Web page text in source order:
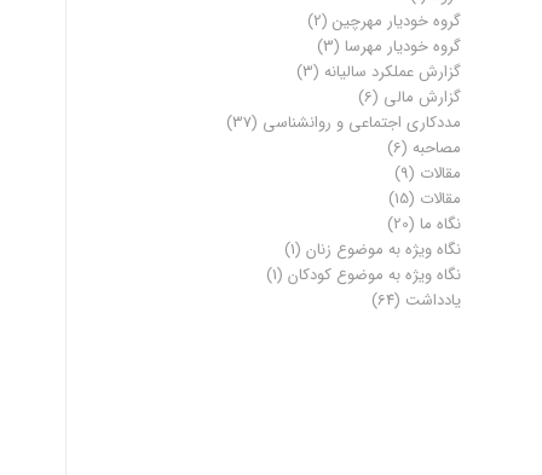
گروه خودیار مهرچین (2)
گروه خودیار مهرسا (3)
گزارش عملکرد سالیانه (3)
گزارش مالی (6)
مددکاری اجتماعی و روانشناسی (37)
مصاحبه (6)
مقالات (9)
مقالات (15)
نگاه ما (20)
نگاه ویژه به موضوع زنان (1)
نگاه ویژه به موضوع کودکان (1)
یادداشت (64)